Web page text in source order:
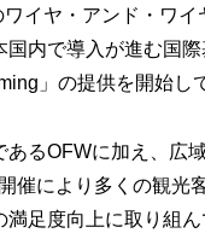
イヤ・アンド・ワ
内で導入が進む国
」の提供を開始し
るOFWに加え、広
催により多くの観光
足度向上に取り組